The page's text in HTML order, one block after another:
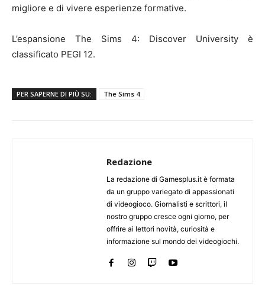
migliore e di vivere esperienze formative.
L’espansione The Sims 4: Discover University è
classificato PEGI 12.
PER SAPERNE DI PIÙ SU: The Sims 4
Redazione
La redazione di Gamesplus.it è formata
da un gruppo variegato di appassionati
di videogioco. Giornalisti e scrittori, il
nostro gruppo cresce ogni giorno, per
offrire ai lettori novità, curiosità e
informazione sul mondo dei videogiochi.